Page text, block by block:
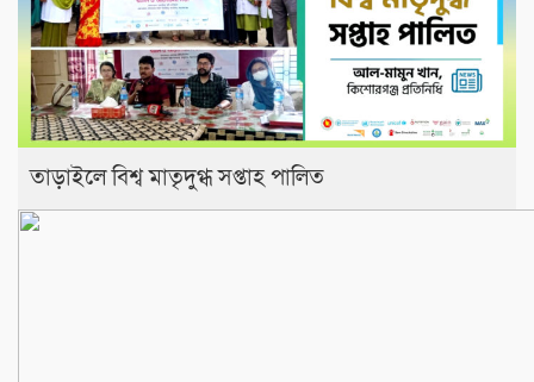
তাড়াইলে বিশ্ব মাতৃদুগ্ধ সপ্তাহ পালিত